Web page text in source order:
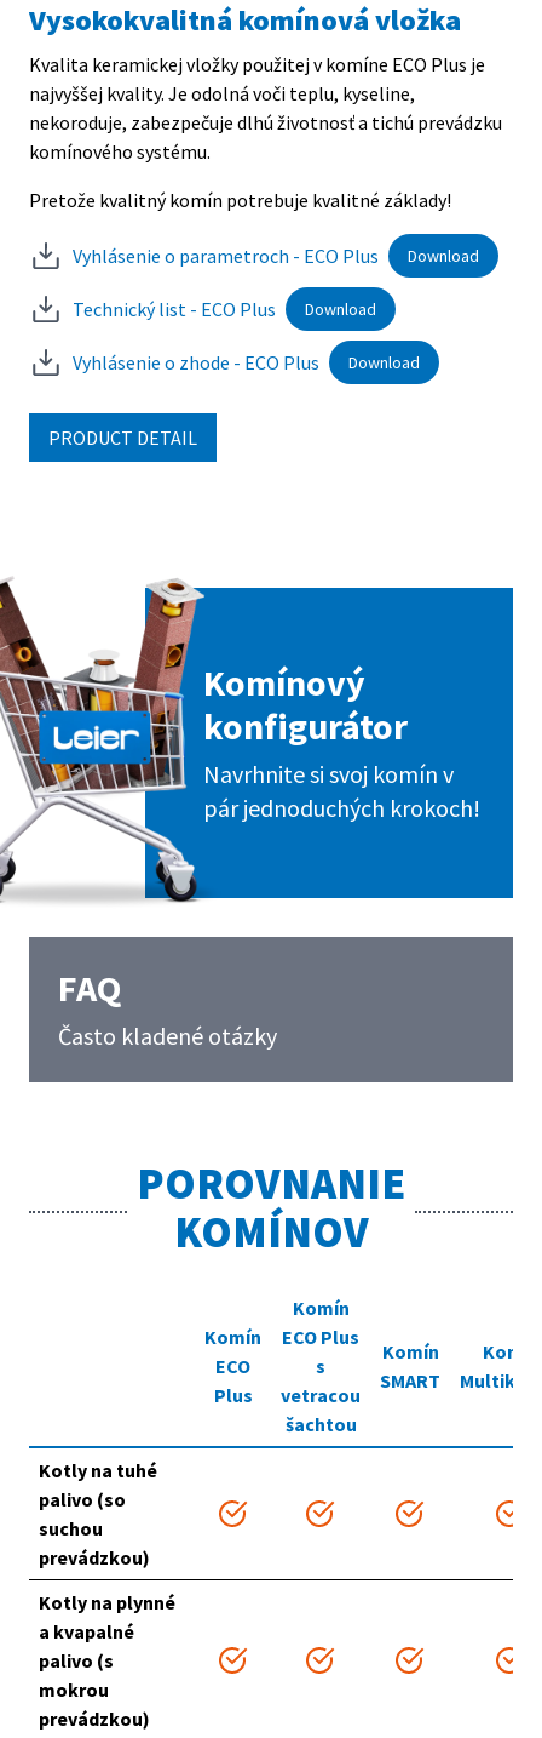
Vysokokvalitná komínová vložka
Kvalita keramickej vložky použitej v komíne ECO Plus je
najvyššej kvality. Je odolná voči teplu, kyseline,
nekoroduje, zabezpečuje dlhú životnosť a tichú prevádzku
komínového systému.
Pretože kvalitný komín potrebuje kvalitné základy!
Vyhlásenie o parametroch - ECO Plus Download
Technický list - ECO Plus Download
Vyhlásenie o zhode - ECO Plus Download
PRODUCT DETAIL
Komínový
konfigurátor
Navrhnite si svoj komín v
pár jednoduchých krokoch!
FAQ
Často kladené otázky
POROVNANIE
KOMÍNOV
Komín
ECO
Plus
Komín
ECO Plus
s
vetracou
šachtou
Komín
SMART
Komín
Kotly na tuhé
palivo (so
suchou
prevádzkou)
Kotly na plynné
a kvapalné
palivo (s
mokrou
prevádzkou)